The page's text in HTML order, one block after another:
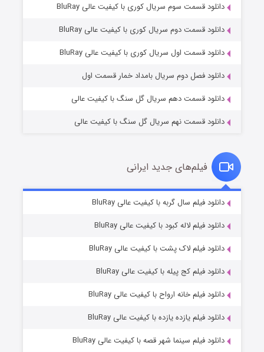
عملیات آپارتمان
قسمت۲ (زیرنویس) منتشر شد
قسمت۲ (زیرنویس) منتشر شد
دانلود قسمت سوم سریال کوری با کیفیت عالی BluRay
دانلود قسمت دوم سریال کوری با کیفیت عالی BluRay
دانلود قسمت اول سریال کوری با کیفیت عالی BluRay
دانلود فصل دوم سریال بامداد خمار قسمت اول
دانلود قسمت دهم سریال گل سنگ با کیفیت عالی
دانلود قسمت نهم سریال گل سنگ با کیفیت عالی
فیلم‌های جدید ایرانی
دانلود فیلم سال گربه با کیفیت عالی BluRay
دانلود فیلم لاله کبود با کیفیت عالی BluRay
دانلود فیلم لاک پشت با کیفیت عالی BluRay
دانلود فیلم کج‌ پیله با کیفیت عالی BluRay
دانلود فیلم خانه ارواح با کیفیت عالی BluRay
دانلود فیلم یازده یازده با کیفیت عالی BluRay
دانلود فیلم سینما شهر قصه با کیفیت عالی BluRay